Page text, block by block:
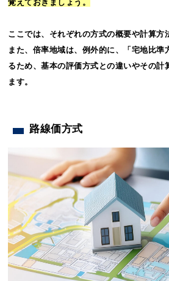
覚えておきましょう。
ここでは、それぞれの方式の概要や計算方
また、倍率地域は、例外的に、「宅地比準
るため、基本の評価方式との違いやその計
ます。
路線価方式